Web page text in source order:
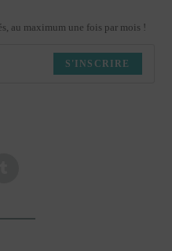
au maximum une fois par mois !
S'INSCRIRE